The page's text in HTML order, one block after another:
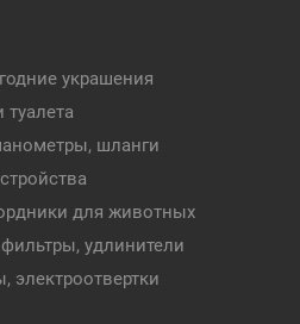
украшения
шланги
для животных
удлинители
электроотвертки